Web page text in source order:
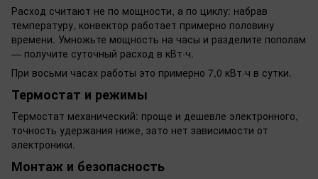
Расход считают не по мощности, а по циклу: набрав
температуру, конвектор работает примерно половину
времени. Умножьте мощность на часы и разделите пополам
— получите суточный расход в кВт·ч.
При восьми часах работы это примерно 7,0 кВт·ч в сутки.
Термостат и режимы
Термостат механический: проще и дешевле электронного,
точность удержания ниже, зато нет зависимости от
электроники.
Монтаж и безопасность